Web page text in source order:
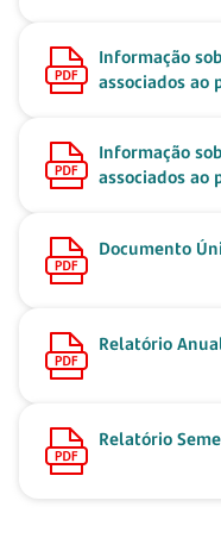
Informação
associados ao
Informação
associados ao
Documento
Relatório
Relatório